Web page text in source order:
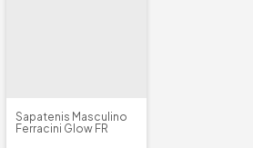
Sapatenis Masculino
Ferracini Glow FR